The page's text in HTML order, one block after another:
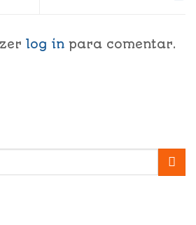
log in para comentar.